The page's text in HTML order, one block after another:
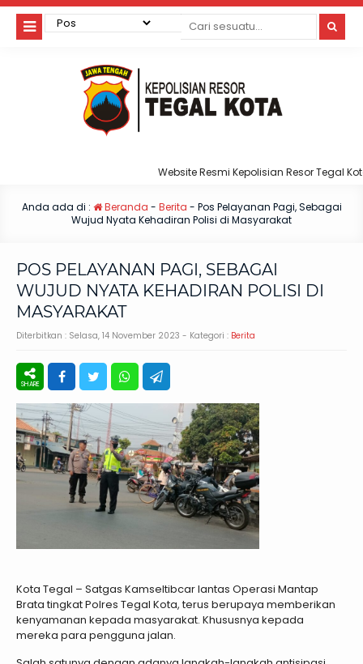
Website Resmi Kepolisian Resor Tegal Kota
Anda ada di : Beranda - Berita - Pos Pelayanan Pagi, Sebagai
Wujud Nyata Kehadiran Polisi di Masyarakat
POS PELAYANAN PAGI, SEBAGAI
WUJUD NYATA KEHADIRAN POLISI DI
MASYARAKAT
Diterbitkan : Selasa, 14 November 2023 - Kategori : Berita
Kota Tegal – Satgas Kamseltibcar lantas Operasi Mantap
Brata tingkat Polres Tegal Kota, terus berupaya memberikan
kenyamanan kepada masyarakat. Khususnya kepada
mereka para pengguna jalan.